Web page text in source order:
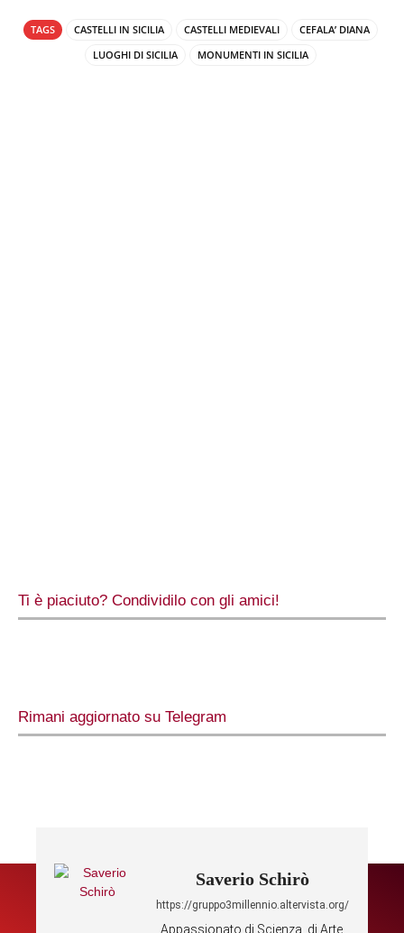
TAGS CASTELLI IN SICILIA CASTELLI MEDIEVALI
CEFALA’ DIANA
LUOGHI DI SICILIA
MONUMENTI IN SICILIA
Ti è piaciuto? Condividilo con gli amici!
Rimani aggiornato su Telegram
Saverio Schirò
https://gruppo3millennio.altervista.org/
Appassionato di Scienza, di Arte,